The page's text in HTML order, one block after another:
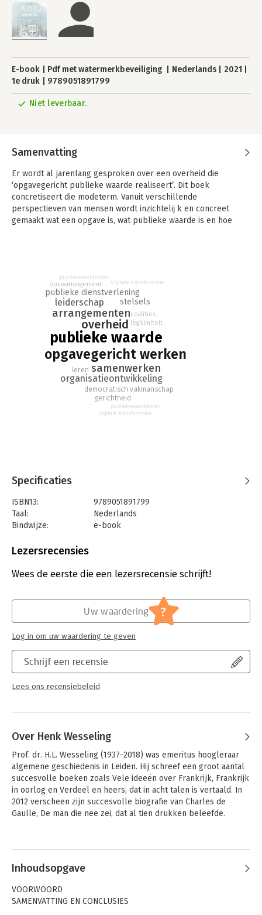
E-book Pdf met watermerkbeveiliging Nederlands
2021
1e druk
9789051891799
Niet leverbaar.
Samenvatting
Er wordt al jarenlang gesproken over een overheid die
‘opgavegericht publieke waarde realiseert’. Dit boek
concretiseert die modeterm. Vanuit verschillende
perspectieven van mensen wordt inzichtelĳ k en concreet
gemaakt wat een opgave is, wat publieke waarde is en hoe
publieke waarde
opgavegericht werken
overheid
arrangementen
samenwerken
organisatieontwikkeling
leiderschap
publieke dienstverlening
stelsels
democratisch vakmanschap
leren
gerichtheid
legitimiteit
bouwarrangement
coalities
publiekewaardeketen
digitale transformatie
publiekewaardeketen
digitale transformatie
Specificaties
ISBN13:
9789051891799
Taal:
Nederlands
Bindwijze:
e-book
Bestandsformaat:
Uitgever:
Boom Juridische Uitgevers
Hoofdrubriek:
Mens en maatschappij
Jongbloed:
Lezersrecensies
Wees de eerste die een lezersrecensie schrijft!
Schrijf een recensie
Lees ons recensiebeleid
Uw waardering ?
Log in om uw waardering te geven
Over Henk Wesseling
Prof. dr. H.L. Wesseling (1937-2018) was emeritus hoogleraar
algemene geschiedenis in Leiden. Hij schreef een groot aantal
succesvolle boeken zoals Vele ideeën over Frankrijk, Frankrijk
in oorlog en Verdeel en heers, dat in acht talen is vertaald. In
2012 verscheen zijn succesvolle biografie van Charles de
Gaulle, De man die nee zei, dat al tien drukken beleefde.
Andere boeken door Henk
Wesseling
Inhoudsopgave
VOORWOORD
SAMENVATTING EN CONCLUSIES